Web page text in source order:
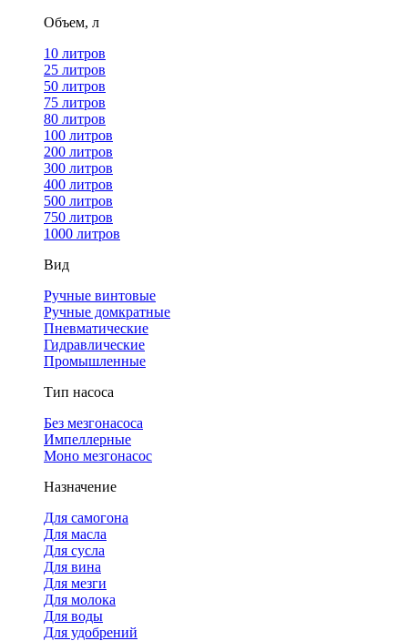
Объем, л
10 литров
25 литров
50 литров
75 литров
80 литров
100 литров
200 литров
300 литров
400 литров
500 литров
750 литров
1000 литров
Вид
Ручные винтовые
Ручные домкратные
Пневматические
Гидравлические
Промышленные
Тип насоса
Без мезгонасоса
Импеллерные
Моно мезгонасос
Назначение
Для самогона
Для масла
Для сусла
Для вина
Для мезги
Для молока
Для воды
Для удобрений